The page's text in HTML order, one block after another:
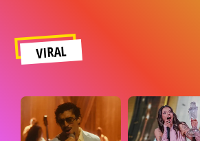
VIRAL